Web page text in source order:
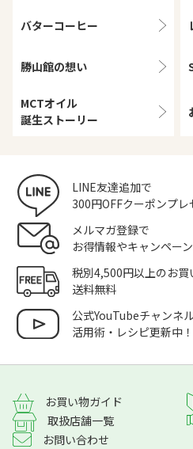
バターコーヒー
勝山館の想い
MCTオイル
誕生ストーリー
LINE友達追加で
300円OFFクーポンプレ
メルマガ登録で
お得情報やキャンペー
税別4,500円以上のお買
送料無料
公式YouTubeチャンネ
活用術・レシピ更新中！
お買い物ガイド
取扱店舗一覧
お問い合わせ